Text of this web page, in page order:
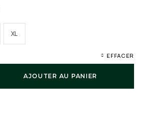
XL
EFFACER
AJOUTER AU PANIER